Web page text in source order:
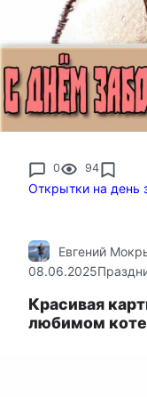
0 94
Открытки на день
Евгений
08.06.2025
Красивая
любимом